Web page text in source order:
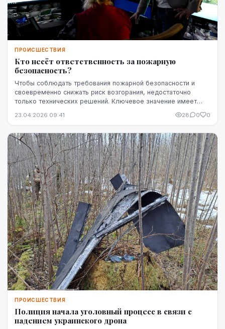
ПРОИСШЕСТВИЯ
Кто несёт ответственность за пожарную
безопасность?
Чтобы соблюдать требования пожарной безопасности и
своевременно снижать риск возгорания, недостаточно
только технических решений. Ключевое значение имеет
23.04.2026 09:41 28 0 0
ПРОИСШЕСТВИЯ
Полиция начала уголовный процесс в связи с
падением украинского дрона